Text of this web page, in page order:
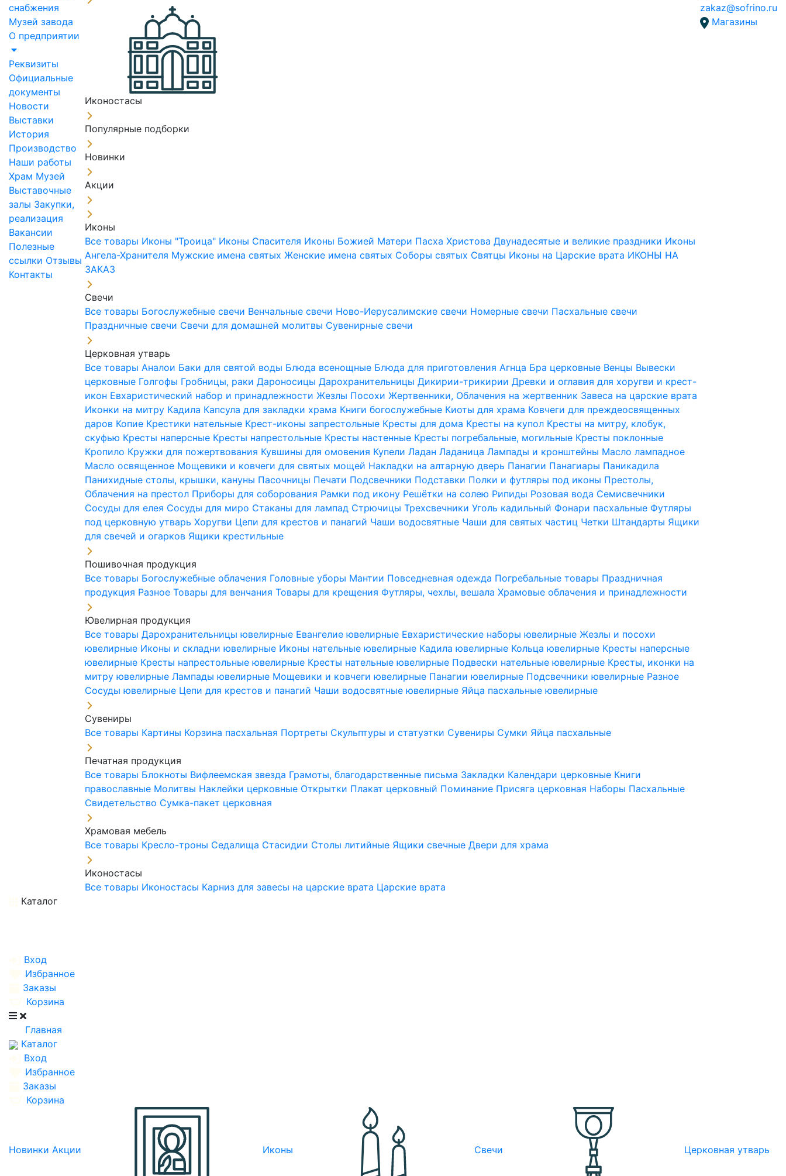
снабжения
Музей завода
О предприятии
Реквизиты
Официальные
документы
Новости
Выставки
История
Производство
Наши работы
Храм Музей
Выставочные
залы Закупки,
реализация
Вакансии
Полезные
ссылки Отзывы
Контакты
Иконостасы
Популярные подборки
Новинки
Акции
Иконы
Все товары Иконы "Троица" Иконы Спасителя Иконы Божией Матери Пасха ХристоваДвунадесятые и великие праздники Иконы
Ангела-Хранителя Мужские имена святыхЖенские имена святых Соборы святых Святцы Иконы на Царские врата ИКОНЫ НА
ЗАКАЗ
Свечи
Все товары Богослужебные свечи Венчальные свечи Ново-Иерусалимские свечи Номерные свечи Пасхальные свечи
Праздничные свечи Свечи для домашней молитвы Сувенирные свечи
Церковная утварь
Все товарыАналои Баки для святой воды Блюда всенощные Блюда для приготовления Агнца Бра церковные Венцы Вывески
церковные Голгофы Гробницы, ракиДароносицыДарохранительницыДикирии-трикирииДревки и оглавия для хоругви и крест-
икон Евхаристический набор и принадлежностиЖезлы ПосохиЖертвенники, Облачения на жертвенник Завеса на царские врата
Иконки на митру Кадила Капсула для закладки храма Книги богослужебные Киоты для храма Ковчеги для преждеосвященных
даров Копие Крестики нательные Крест-иконы запрестольные Кресты для дома Кресты на купол Кресты на митру, клобук,
скуфью Кресты наперсные Кресты напрестольные Кресты настенные Кресты погребальные, могильные Кресты поклонные
Кропило Кружки для пожертвования Кувшины для омовения КупелиЛаданЛаданицаЛампады и кронштейны Масло лампадное
Масло освященное Мощевики и ковчеги для святых мощей Накладки на алтарную дверь Панагии Панагиары Паникадила
Панихидные столы, крышки, кануны Пасочницы Печати Подсвечники Подставки Полки и футляры под иконы Престолы,
Облачения на престол Приборы для соборования Рамки под икону Решётки на солею Рипиды Розовая вода Семисвечники
Сосуды для елея Сосуды для миро Стаканы для лампад СтрючицыТрехсвечникиУголь кадильный Фонари пасхальные Футляры
под церковную утварьХоругви Цепи для крестов и панагий Чаши водосвятные Чаши для святых частиц Четки Штандарты Ящики
для свечей и огарков Ящики крестильные
Пошивочная продукция
Все товары Богослужебные облачения Головные уборы Мантии Повседневная одежда Погребальные товары Праздничная
продукция РазноеТовары для венчанияТовары для крещения Футляры, чехлы, вешалаХрамовые облачения и принадлежности
Ювелирная продукция
Все товарыДарохранительницы ювелирные Евангелие ювелирные Евхаристические наборы ювелирныеЖезлы и посохи
ювелирные Иконы и складни ювелирные Иконы нательные ювелирные Кадила ювелирные Кольца ювелирные Кресты наперсные
ювелирные Кресты напрестольные ювелирные Кресты нательные ювелирные Подвески нательные ювелирные Кресты, иконки на
митру ювелирныеЛампады ювелирные Мощевики и ковчеги ювелирные Панагии ювелирные Подсвечники ювелирные Разное
Сосуды ювелирные Цепи для крестов и панагий Чаши водосвятные ювелирные Яйца пасхальные ювелирные
Сувениры
Все товары Картины Корзина пасхальная Портреты Скульптуры и статуэтки Сувениры Сумки Яйца пасхальные
Печатная продукция
Все товары Блокноты Вифлеемская звезда Грамоты, благодарственные письма Закладки Календари церковные Книги
православные Молитвы Наклейки церковные Открытки Плакат церковный Поминание Присяга церковная Наборы Пасхальные
Свидетельство Сумка-пакет церковная
Храмовая мебель
Все товары Кресло-троны Седалища Стасидии Столы литийные Ящики свечныеДвери для храма
Иконостасы
Все товары Иконостасы Карниз для завесы на царские врата Царские врата
zakaz@sofrino.ru
Магазины
Каталог
Вход
Избранное
Заказы
Корзина
Главная
Каталог
Вход
Избранное
Заказы
Корзина
Новинки Акции Иконы Свечи Церковная утварь